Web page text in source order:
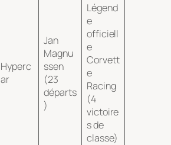
Hyperc
ar
Jan
Magnu
ssen
(23
départs
)
Légend
e
officiell
e
Corvett
e
Racing
(4
victoire
s de
classe)